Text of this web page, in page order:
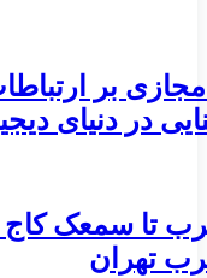
بر
در دنیای
تا سمعک کاج
تهران